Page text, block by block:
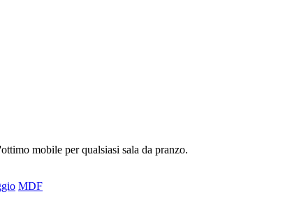
mobile per qualsiasi sala da pranzo.
MDF